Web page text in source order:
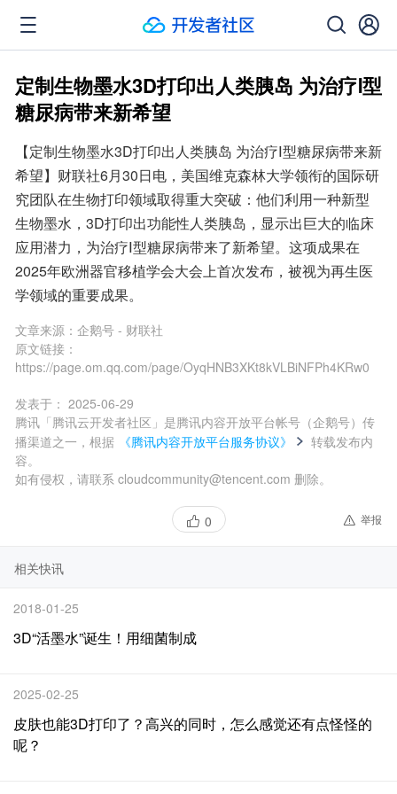
定制生物墨水3D打印出人类胰岛 为治疗Ⅰ型
糖尿病带来新希望
【定制生物墨水3D打印出人类胰岛 为治疗Ⅰ型糖尿病带来新
希望】财联社6月30日电，美国维克森林大学领衔的国际研
究团队在生物打印领域取得重大突破：他们利用一种新型
生物墨水，3D打印出功能性人类胰岛，显示出巨大的临床
应用潜力，为治疗Ⅰ型糖尿病带来了新希望。这项成果在
2025年欧洲器官移植学会大会上首次发布，被视为再生医
学领域的重要成果。
文章来源： 企鹅号 - 财联社
原文链接：
https://page.om.qq.com/page/OyqHNB3XKt8kVLBiNFPh4KRw0
发表于： 2025-06-29
腾讯「腾讯云开发者社区」是腾讯内容开放平台帐号（企鹅号）传
播渠道之一，根据
《腾讯内容开放平台服务协议》
转载发布内
容。
如有侵权，请联系 cloudcommunity@tencent.com 删除。
0 举报
相关快讯
2018-01-25
3D“活墨水”诞生！用细菌制成
2025-02-25
皮肤也能3D打印了？高兴的同时，怎么感觉还有点怪怪的
呢？